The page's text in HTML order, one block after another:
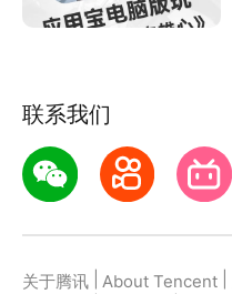
联系我们
关于腾讯 About Tencent